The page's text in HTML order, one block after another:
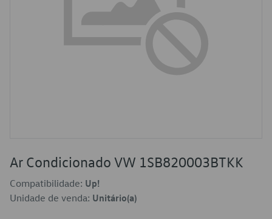
Ar Condicionado VW 1SB820003BTKK
Compatibilidade: Up!
Unidade de venda: Unitário(a)